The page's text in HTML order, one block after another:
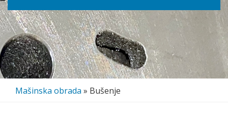
Mašinska obrada » Bušenje